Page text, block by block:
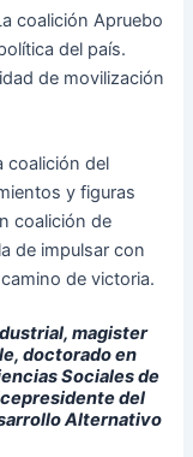
coalición Apruebo
del país.
de movilización
coalición del
y figuras
coalición de
de impulsar con
de victoria.
magister
doctorado en
Sociales de
del
Alternativo